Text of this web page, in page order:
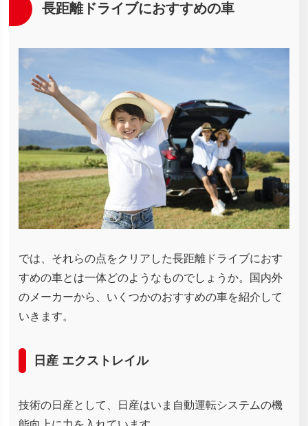
長距離ドライブにおすすめの車
では、それらの点をクリアした長距離ドライブにおす
すめの車とは一体どのようなものでしょうか。国内外
のメーカーから、いくつかのおすすめの車を紹介して
いきます。
日産 エクストレイル
技術の日産として、日産はいま自動運転システムの機